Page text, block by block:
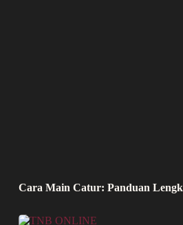
Cara Main Catur: Panduan